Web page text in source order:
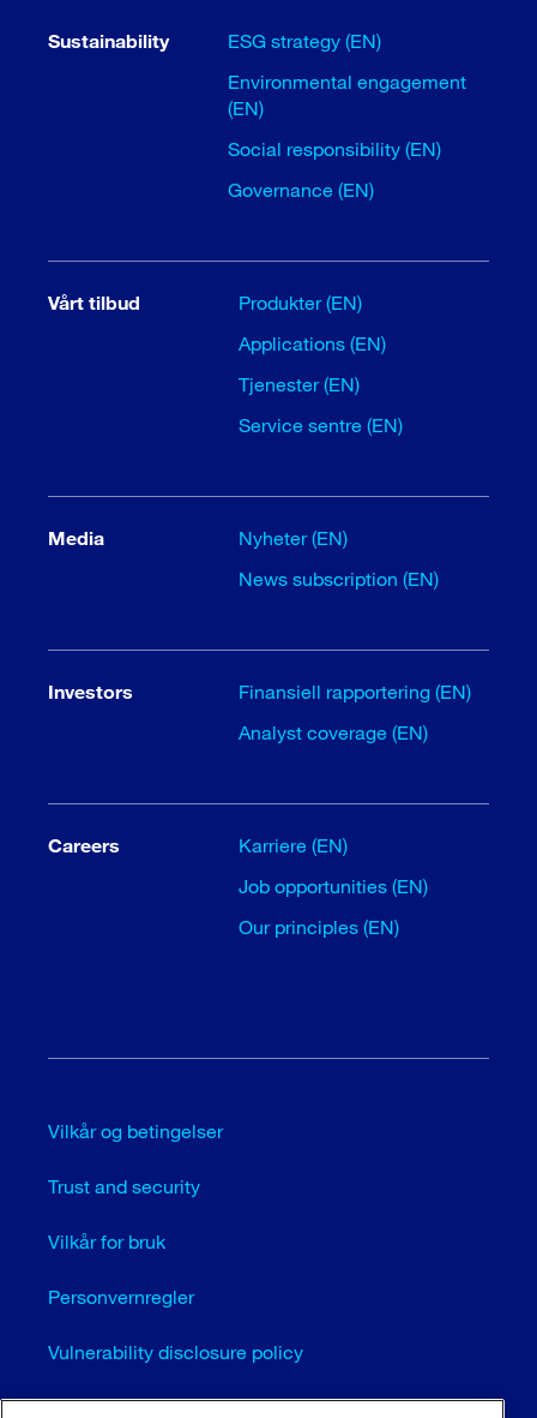
Sustainability
ESG strategy (EN)
Environmental engagement
(EN)
Social responsibility (EN)
Governance (EN)
Vårt tilbud
Produkter (EN)
Applications (EN)
Tjenester (EN)
Service sentre (EN)
Media
Nyheter (EN)
News subscription (EN)
Investors
Finansiell rapportering (EN)
Analyst coverage (EN)
Careers
Karriere (EN)
Job opportunities (EN)
Our principles (EN)
Vilkår og betingelser
Trust and security
Vilkår for bruk
Personvernregler
Vulnerability disclosure policy
Cookie settings (EN)